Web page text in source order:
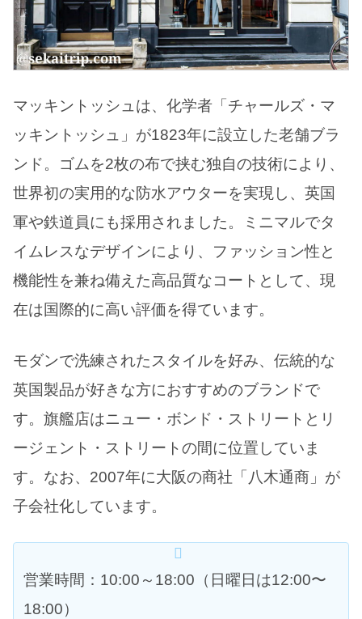
マッキントッシュは、化学者「チャールズ・マ
ッキントッシュ」が1823年に設立した老舗ブラ
ンド。ゴムを2枚の布で挟む独自の技術により、
世界初の実用的な防水アウターを実現し、英国
軍や鉄道員にも採用されました。ミニマルでタ
イムレスなデザインにより、ファッション性と
機能性を兼ね備えた高品質なコートとして、現
在は国際的に高い評価を得ています。
モダンで洗練されたスタイルを好み、伝統的な
英国製品が好きな方におすすめのブランドで
す。旗艦店はニュー・ボンド・ストリートとリ
ージェント・ストリートの間に位置していま
す。なお、2007年に大阪の商社「八木通商」が
子会社化しています。
営業時間：10:00～18:00（日曜日は12:00〜
18:00）